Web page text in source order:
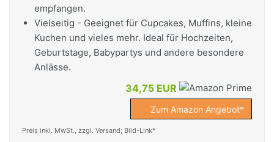
empfangen.
Vielseitig - Geeignet für Cupcakes, Muffins, kleine
Kuchen und vieles mehr. Ideal für Hochzeiten,
Geburtstage, Babypartys und andere besondere
Anlässe.
34,75 EUR
Zum Amazon Angebot*
Preis inkl. MwSt., zzgl. Versand; Bild-Link*